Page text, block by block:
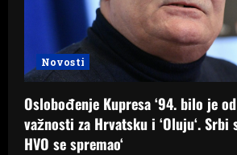
Novosti
Oslobođenje Kupresa ‘94. bilo je
važnosti za Hrvatsku i ‘Oluju‘.
HVO se spremao‘